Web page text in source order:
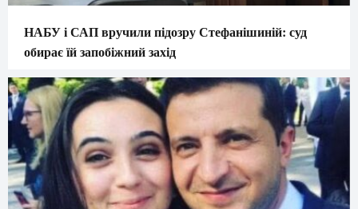
НАБУ і САП вручили підозру Стефанішиній: суд
обирає їй запобіжний захід